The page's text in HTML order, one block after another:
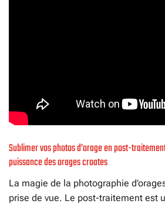
Sublimer vos photos d’orage en post-
puissance des orages croates
La magie de la photographie
prise de vue. Le post-traitement est